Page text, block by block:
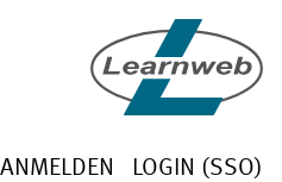
ANMELDEN LOGIN (SSO)